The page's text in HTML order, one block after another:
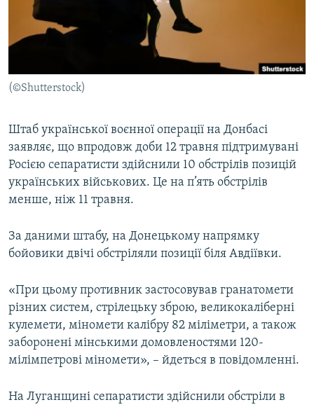
СПЕЦПРОЄКТИ
ПОДКАСТИ
КРИМ РЕАЛІЇ
УКР
КТАТ
ДОЛУЧАЙСЯ!
Усі сайти RFE/RL
(©Shutterstock)
Штаб української воєнної операції на Донбасі
заявляє, що впродовж доби 12 травня підтримувані
Росією сепаратисти здійснили 10 обстрілів позицій
українських військових. Це на п’ять обстрілів
менше, ніж 11 травня.
За даними штабу, на Донецькому напрямку
бойовики двічі обстріляли позиції біля Авдіївки.
«При цьому противник застосовував гранатомети
різних систем, стрілецьку зброю, великокаліберні
кулемети, міномети калібру 82 міліметри, а також
заборонені мінськими домовленостями 120-
мілімпетрові міномети», – йдеться в повідомленні.
На Луганщині сепаратисти здійснили обстріли в